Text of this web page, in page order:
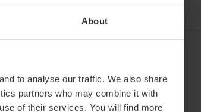
About
to analyse our traffic. We also share
partners who may combine it with
of their services. You will find more